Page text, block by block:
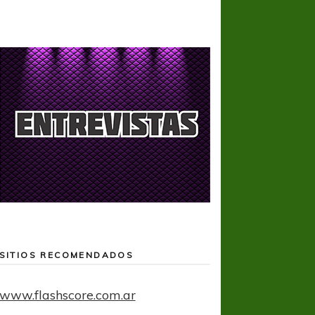
SITIOS RECOMENDADOS
www.flashscore.com.ar